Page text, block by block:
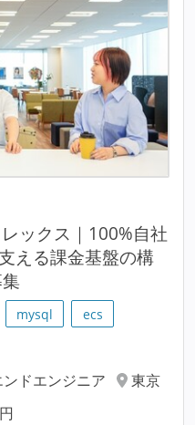
ックス｜100%自社
える課金基盤の構
mysql
ecs
ドエンジニア
東京